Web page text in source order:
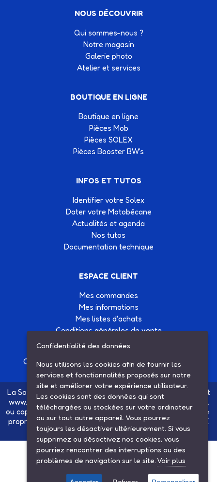
NOUS DÉCOUVRIR
Qui sommes-nous ?
Notre magasin
Galerie photo
Atelier et services
BOUTIQUE EN LIGNE
Boutique en ligne
Pièces Mob
Pièces SOLEX
Pièces Booster BW's
INFOS ET TUTOS
Identifier votre Solex
Dater votre Motobécane
Actualités et agenda
Nos tutos
Documentation technique
ESPACE CLIENT
Mes commandes
Mes informations
Mes listes d'achats
Conditions générales de vente
Contactez-nous
Création site Internet Factor’IT| Mentions légales
La Société SARL ETS MAUGER, exploitante du site internet
www.ets-mauger.com, n'a aucun lien juridique, commercial
ou capitalistique avec la société SINBAR - Groupe Easybike
propriétaire des marques SOLEX, VELOSOLEX, SOLEXINE
et E-SOLEX.
Confidentialité des données
Nous utilisons les cookies afin de fournir les
services et fonctionnalités proposés sur notre
site et améliorer votre expérience utilisateur.
Les cookies sont des données qui sont
téléchargées ou stockées sur votre ordinateur
ou sur tout autre appareil. Vous pourrez
toujours les désactiver ultérieurement. Si vous
supprimez ou désactivez nos cookies, vous
pourriez rencontrer des interruptions ou des
problèmes de navigation sur le site. Voir plus